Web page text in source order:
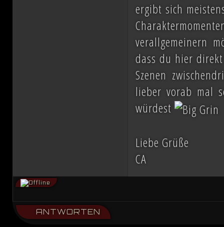
ergibt sich
verallgemeinern
dass du hier
Szenen
lieber vorab mal
würdest
Liebe Grüße
CA
ANTWORTEN